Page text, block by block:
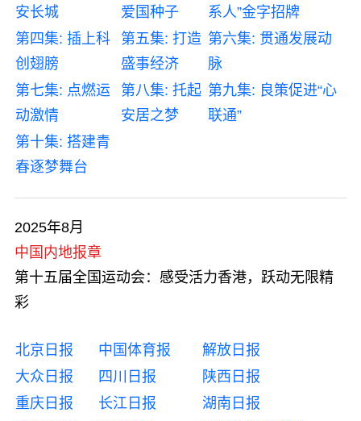
安长城 爱国种子
系人”金字招牌
第四集: 插上科
创翅膀
第五集: 打造
盛事经济
第六集: 贯通发展动
脉
第七集: 点燃运
动激情
第八集: 托起
安居之梦
第九集: 良策促进“心
联通”
第十集: 搭建青
春逐梦舞台
2025年8月
中国内地报章
第十五届全国运动会：感受活力香港，跃动无限精
彩
北京日报 中国体育报
解放日报
大众日报
四川日报
陕西日报
重庆日报
长江日报
湖南日报